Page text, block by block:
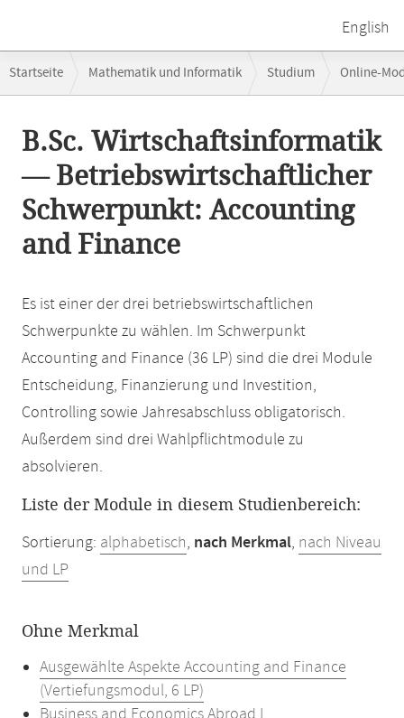
English
Navigation
Startseite Mathematik und Informatik Studium Online-
B.Sc. Wirtschaftsinformatik
— Betriebswirtschaftlicher
Schwerpunkt: Accounting
and Finance
Es ist einer der drei betriebswirtschaftlichen
Schwerpunkte zu wählen. Im Schwerpunkt
Accounting and Finance (36 LP) sind die drei Module
Entscheidung, Finanzierung und Investition,
Controlling sowie Jahresabschluss obligatorisch.
Außerdem sind drei Wahlpflichtmodule zu
absolvieren.
Liste der Module in diesem Studienbereich:
Sortierung: alphabetisch, nach Merkmal, nach Niveau
und LP
Ohne Merkmal
Ausgewählte Aspekte Accounting and Finance
(Vertiefungsmodul, 6 LP)